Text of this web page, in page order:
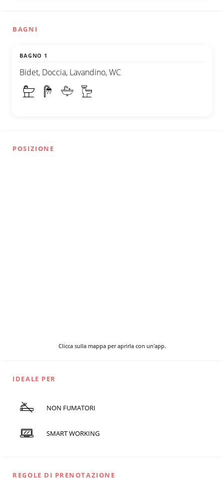
BAGNI
BAGNO 1
Bidet, Doccia, Lavandino, WC
POSIZIONE
Clicca sulla mappa per aprirla con un'app.
IDEALE PER
NON FUMATORI
SMART WORKING
REGOLE DI PRENOTAZIONE